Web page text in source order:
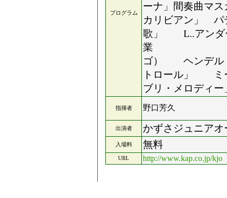
プログラム
ーナ」間奏曲マ
カリビアン
歌」 L..アン
業 生、
ゴ） ヘンデル
トロール」
ブリ・
指揮者 野口芳久
出演者 かずさジュニア
入場料 無料
URL http://www.kap.co.jp/kjo